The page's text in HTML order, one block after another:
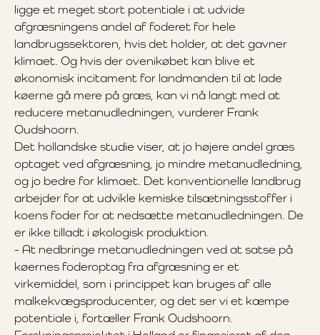
ligge et meget stort potentiale i at udvide
afgræsningens andel af foderet for hele
landbrugssektoren, hvis det holder, at det gavner
klimaet. Og hvis der ovenikøbet kan blive et
økonomisk incitament for landmanden til at lade
køerne gå mere på græs, kan vi nå langt med at
reducere metanudledningen, vurderer Frank
Oudshoorn.
Det hollandske studie viser, at jo højere andel græs
optaget ved afgræsning, jo mindre metanudledning,
og jo bedre for klimaet. Det konventionelle landbrug
arbejder for at udvikle kemiske tilsætningsstoffer i
koens foder for at nedsætte metanudledningen. De
er ikke tilladt i økologisk produktion.
- At nedbringe metanudledningen ved at satse på
køernes foderoptag fra afgræsning er et
virkemiddel, som i princippet kan bruges af alle
malkekvægsproducenter, og det ser vi et kæmpe
potentiale i, fortæller Frank Oudshoorn.